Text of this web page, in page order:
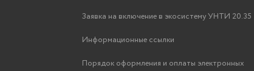
Заявка на включение в экосистему УНТИ 20.35
Информационные ссылки
Порядок оформления и оплаты электронных